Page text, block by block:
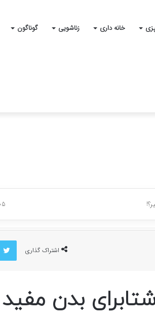
خانه داری زناشویی گوناگون
اشتراک گذاری
بدن مفید